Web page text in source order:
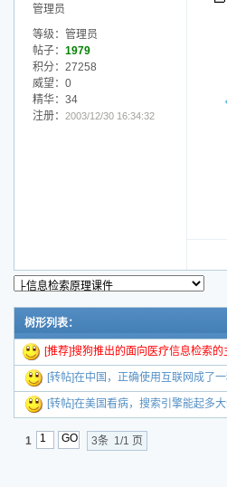
管理员
等级：管理员
帖子： 1979
积分：27258
威望：0
精华：34
注册： 2003/12/30 16:34:32
树形列表：
[推荐]搜狗推出的面向医疗信息检索的
[转帖]在中国，正确使用互联网成了
[转帖]在美国看病，搜索引擎能起多
1 3条 1/1 页